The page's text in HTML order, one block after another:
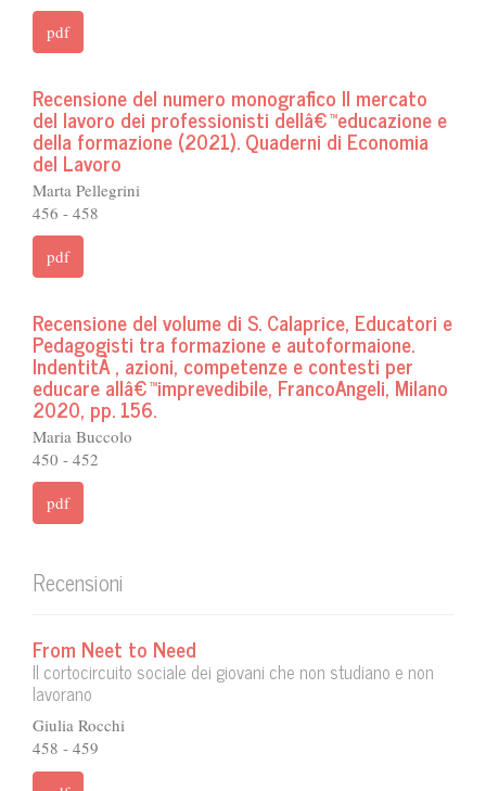
pdf
Recensione del numero monografico Il mercato
del lavoro dei professionisti dellâ€™educazione e
della formazione (2021). Quaderni di Economia
del Lavoro
Marta Pellegrini
456 - 458
pdf
Recensione del volume di S. Calaprice, Educatori e
Pedagogisti tra formazione e autoformaione.
IndentitÃ , azioni, competenze e contesti per
educare allâ€™imprevedibile, FrancoAngeli, Milano
2020, pp. 156.
Maria Buccolo
450 - 452
pdf
Recensioni
From Neet to Need
Il cortocircuito sociale dei giovani che non studiano e non
lavorano
Giulia Rocchi
458 - 459